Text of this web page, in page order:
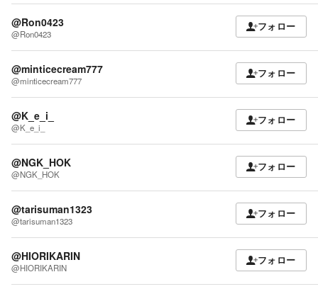
@Ron0423
@Ron0423
フォロー
@minticecream777
@minticecream777
フォロー
@K_e_i_
@K_e_i_
フォロー
@NGK_HOK
@NGK_HOK
フォロー
@tarisuman1323
@tarisuman1323
フォロー
@HIORIKARIN
@HIORIKARIN
フォロー